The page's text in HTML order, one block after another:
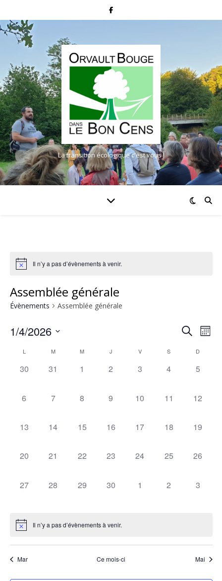
La transition écologique c'est vous !
Il n’y a pas d’évènements à venir.
Assemblée générale
Évènements Assemblée générale
de
vues
Recherche
Mois
1/4/2026
date.Calendrier
Évènements
L M M J V S D
0
30
0
31
0
1
0
2
0
3
0
4
0
5
0
6
0
7
0
8
0
9
0
10
0
11
0
12
0
13
0
14
0
15
0
16
0
17
0
18
0
19
0
20
0
21
0
22
0
23
0
24
0
25
0
26
0
27
0
28
0
29
0
30
0
1
0
2
0
3
Il n’y a pas d’évènements à venir.
Mar Ce mois-ci Mai